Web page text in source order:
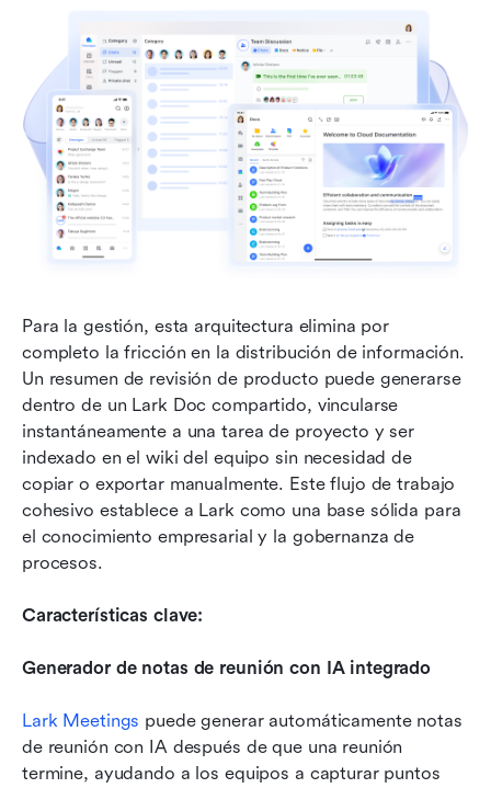
Para la gestión, esta arquitectura elimina por
completo la fricción en la distribución de información.
Un resumen de revisión de producto puede generarse
dentro de un Lark Doc compartido, vincularse
instantáneamente a una tarea de proyecto y ser
indexado en el wiki del equipo sin necesidad de
copiar o exportar manualmente. Este flujo de trabajo
cohesivo establece a Lark como una base sólida para
el conocimiento empresarial y la gobernanza de
procesos.
Características clave:
Generador de notas de reunión con IA integrado
Lark Meetings puede generar automáticamente notas
de reunión con IA después de que una reunión
termine, ayudando a los equipos a capturar puntos